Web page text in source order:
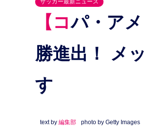
サッカー最新ニュース
【コパ・アメリカ結果速報】アルゼンチン代表が決
勝進出！ メ
す
text by 編集部 photo by Getty Images